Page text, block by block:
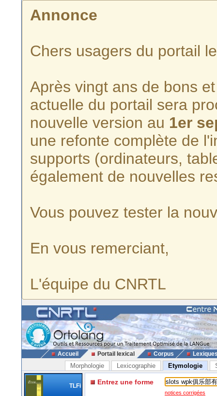
Annonce
Chers usagers du portail
Après vingt ans de bons
actuelle du portail sera
nouvelle version au 1er
une refonte complète de
supports (ordinateurs,
également de nouvelles
Vous pouvez tester la
En vous remerciant,
L'équipe du CNRTL
Accueil Portail lexical Corpus
Morphologie Lexicographie Etymologie
TLFi Entrez une forme
notices corrigées